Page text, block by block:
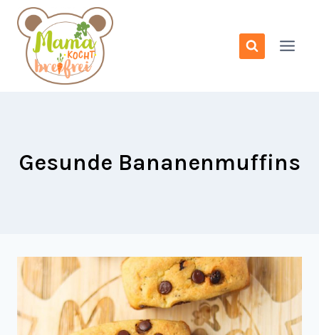
Zum
Inhalt
springen
Gesunde Bananenmuffins